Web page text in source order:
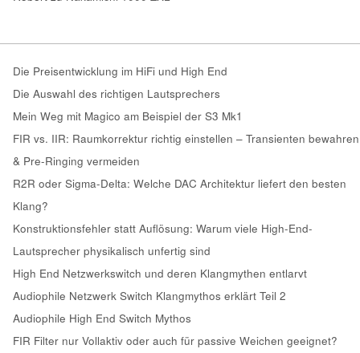
Die Preisentwicklung im HiFi und High End
Die Auswahl des richtigen Lautsprechers
Mein Weg mit Magico am Beispiel der S3 Mk1
FIR vs. IIR: Raumkorrektur richtig einstellen – Transienten bewahren
& Pre-Ringing vermeiden
R2R oder Sigma-Delta: Welche DAC Architektur liefert den besten
Klang?
Konstruktionsfehler statt Auflösung: Warum viele High-End-
Lautsprecher physikalisch unfertig sind
High End Netzwerkswitch und deren Klangmythen entlarvt
Audiophile Netzwerk Switch Klangmythos erklärt Teil 2
Audiophile High End Switch Mythos
FIR Filter nur Vollaktiv oder auch für passive Weichen geeignet?